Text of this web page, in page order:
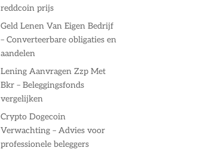
reddcoin prijs
Geld Lenen Van Eigen Bedrijf
– Converteerbare obligaties en
aandelen
Lening Aanvragen Zzp Met
Bkr – Beleggingsfonds
vergelijken
Crypto Dogecoin
Verwachting – Advies voor
professionele beleggers